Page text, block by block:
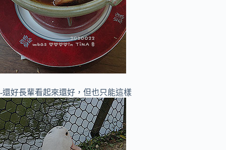
-還好長輩看起來還好，但也只能這樣